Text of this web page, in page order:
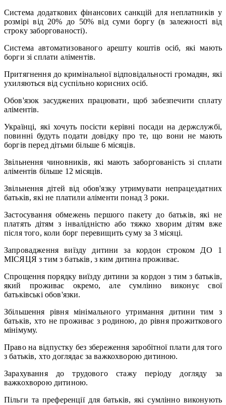
Система додаткових фінансових санкцій для неплатників у
розмірі від 20% до 50% від суми боргу (в залежності від
строку заборгованості).
Система автоматизованого арешту коштів осіб, які мають
борги зі сплати аліментів.
Притягнення до кримінальної відповідальності громадян, які
ухиляються від суспільно корисних осіб.
Обов'язок засуджених працювати, щоб забезпечити сплату
аліментів.
Українці, які хочуть посісти керівні посади на держслужбі,
повинні будуть подати довідку про те, що вони не мають
боргів перед дітьми більше 6 місяців.
Звільнення чиновників, які мають заборгованість зі сплати
аліментів більше 12 місяців.
Звільнення дітей від обов'язку утримувати непрацездатних
батьків, які не платили аліменти понад 3 роки.
Застосування обмежень першого пакету до батьків, які не
платять дітям з інвалідністю або тяжко хворим дітям вже
після того, коли борг перевищить суму за 3 місяці.
Запровадження виїзду дитини за кордон строком ДО 1
МІСЯЦЯ з тим з батьків, з ким дитина проживає.
Спрощення порядку виїзду дитини за кордон з тим з батьків,
який проживає окремо, але сумлінно виконує свої
батьківські обов'язки.
Збільшення рівня мінімального утримання дитини тим з
батьків, хто не проживає з родиною, до рівня прожиткового
мінімуму.
Право на відпустку без збереження заробітної плати для того
з батьків, хто доглядає за важкохворою дитиною.
Зарахування до трудового стажу періоду догляду за
важкохворою дитиною.
Пільги та преференції для батьків, які сумлінно виконують